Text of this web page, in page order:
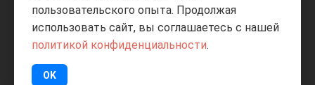
+7 8332205-805 ВВЕРХ
ИП Баранов А.С. 2026
пользовательского опыта. Продолжая
использовать сайт, вы соглашаетесь с нашей
политикой конфиденциальности.
OK